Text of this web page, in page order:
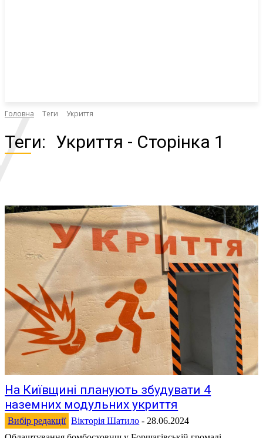
Головна Теги Укриття
Теги: Укриття - Сторінка 1
На Київщині планують збудувати 4
наземних модульних укриття
Вибір редакції Вікторія Шатило - 28.06.2024